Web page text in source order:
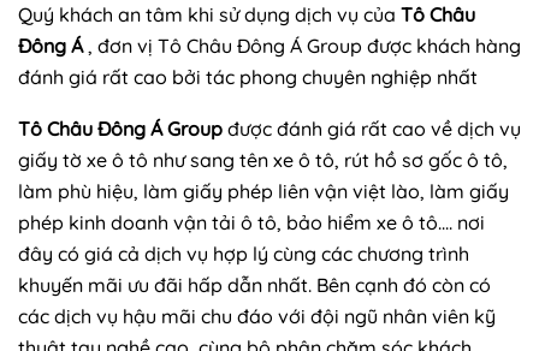
Quý khách an tâm khi sử dụng dịch vụ của Tô Châu
Đông Á, đơn vị Tô Châu Đông Á Group được khách hàng
đánh giá rất cao bởi tác phong chuyên nghiệp nhất
Tô Châu Đông Á Group được đánh giá rất cao về dịch vụ
giấy tờ xe ô tô như sang tên xe ô tô, rút hồ sơ gốc ô tô,
làm phù hiệu, làm giấy phép liên vận việt lào, làm giấy
phép kinh doanh vận tải ô tô, bảo hiểm xe ô tô.... nơi
đây có giá cả dịch vụ hợp lý cùng các chương trình
khuyến mãi ưu đãi hấp dẫn nhất. Bên cạnh đó còn có
các dịch vụ hậu mãi chu đáo với đội ngũ nhân viên kỹ